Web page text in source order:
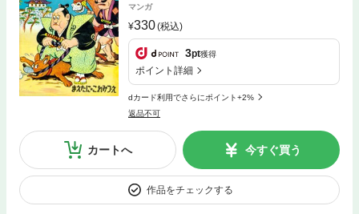
マンガ
330(税込)
3pt獲得
ポイント詳細
dカード利用でさらにポイント+2%
返品不可
カートへ 今すぐ買う
作品をチェックする